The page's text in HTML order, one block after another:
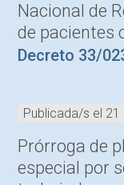
Nacional de
de pacientes
Decreto 33/
Publicada/s el
Prórroga de
especial por